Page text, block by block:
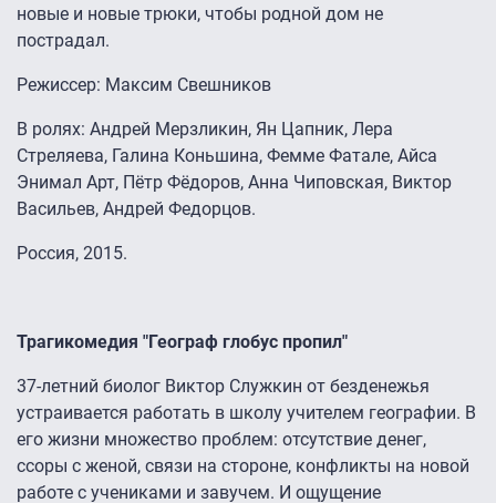
новые и новые трюки, чтобы родной дом не
пострадал.
Режиссер: Максим Свешников
В ролях: Андрей Мерзликин, Ян Цапник, Лера
Стреляева, Галина Коньшина, Фемме Фатале, Айса
Энимал Арт, Пётр Фёдоров, Анна Чиповская, Виктор
Васильев, Андрей Федорцов.
Россия, 2015.
Трагикомедия "Географ глобус пропил"
37-летний биолог Виктор Служкин от безденежья
устраивается работать в школу учителем географии. В
его жизни множество проблем: отсутствие денег,
ссоры с женой, связи на стороне, конфликты на новой
работе с учениками и завучем. И ощущение